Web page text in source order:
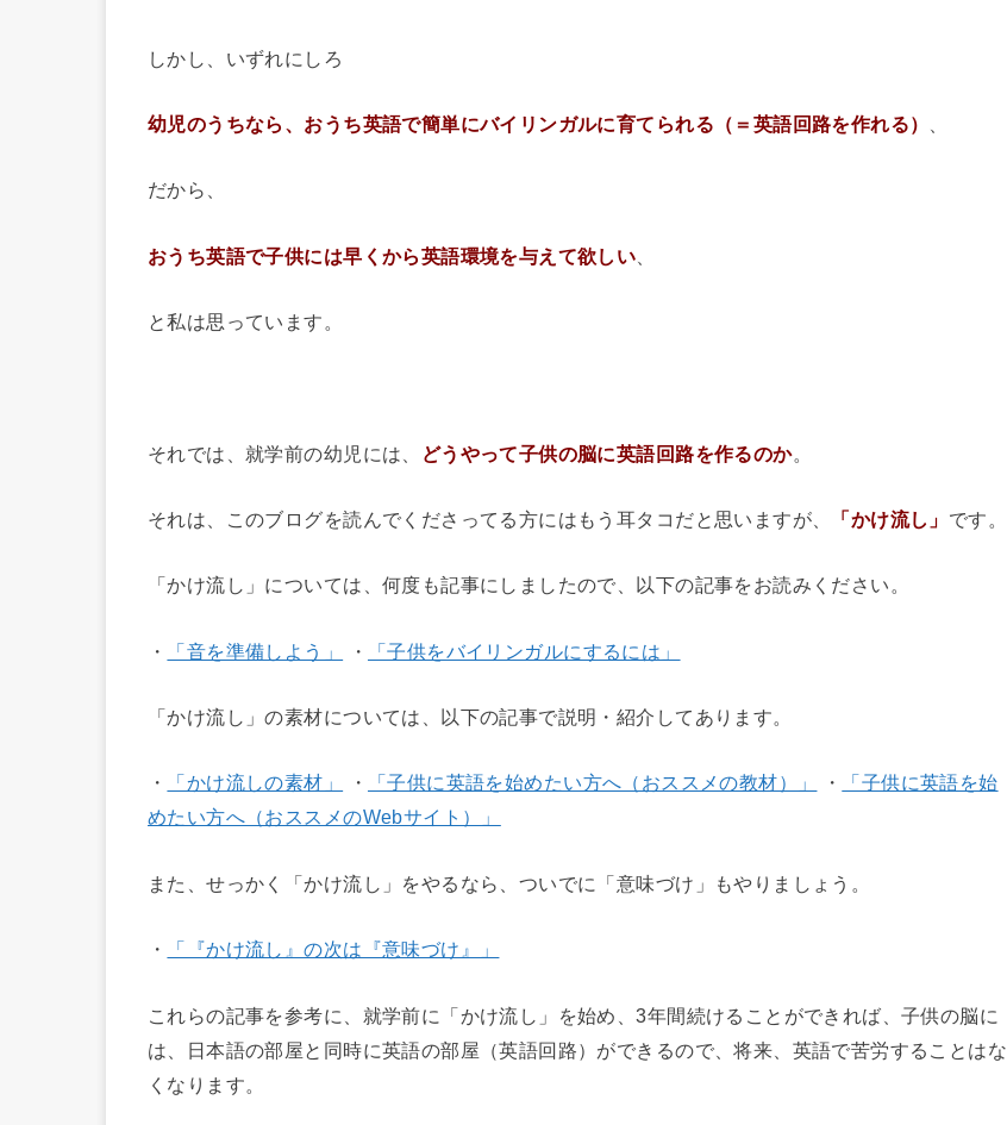
しかし、いずれにしろ
幼児のうちなら、おうち英語で簡単にバイリンガルに育てられる（＝英語回路を作れる）
だから、
おうち英語で子供には早くから英語環境を与えて欲しい
と私は思っています。
それでは、就学前の幼児には、 どうやって子供の脳に英語回路を作るのか。
それは、このブログを読んでくださってる方にはもう耳タコだと思いますが、 「かけ流し」 です。
「かけ流し」については、何度も記事にしましたので、以下の記事をお読みください。
・ 「音を準備しよう」 ・ 「子供をバイリンガルにするには」
「かけ流し」の素材については、以下の記事で説明・紹介してあります。
・ 「かけ流しの素材」 ・ 「子供に英語を始めたい方へ（おススメの教材）」 ・
「子供に英語を始
めたい方へ（おススメのWebサイト）」
また、せっかく「かけ流し」をやるなら、ついでに「意味づけ」もやりましょう。
・ 「『かけ流し』の次は『意味づけ』」
これらの記事を参考に、就学前に「かけ流し」を始め、3年間続けることができれば、子供の脳に
は、日本語の部屋と同時に英語の部屋（英語回路）ができるので、将来、英語で苦労することはな
くなります。